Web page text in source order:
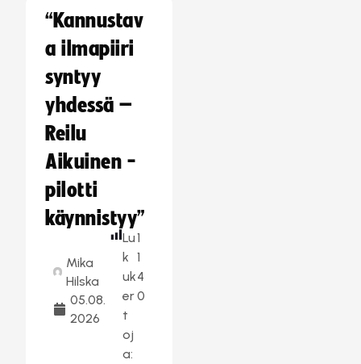
“Kannustav
a ilmapiiri
syntyy
yhdessä –
Reilu
Aikuinen -
pilotti
käynnistyy”
Mika
Hilska
05.08.
2026
Lu
k
uk
er
t
oj
a:
1
1
4
0